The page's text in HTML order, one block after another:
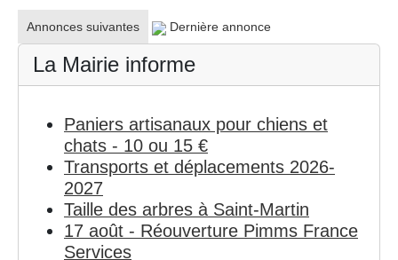
Annonces suivantes Dernière annonce
La Mairie informe
Paniers artisanaux pour chiens et
chats - 10 ou 15 €
Transports et déplacements 2026-
2027
Taille des arbres à Saint-Martin
17 août - Réouverture Pimms France
Services